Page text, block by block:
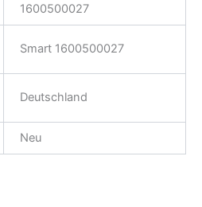
1600500027
Smart 1600500027
Deutschland
Neu